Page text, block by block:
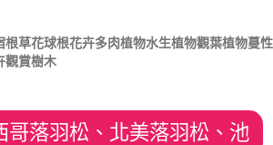
根草花球根花卉多肉植物水生植物觀葉植物蔓性
觀賞樹木
哥落羽松、北美落羽松、池